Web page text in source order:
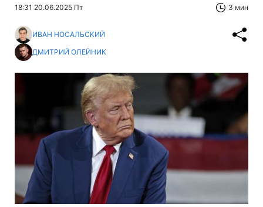
18:31 20.06.2025 Пт 3 мин
ИВАН НОСАЛЬСКИЙ
ДМИТРИЙ ОЛЕЙНИК